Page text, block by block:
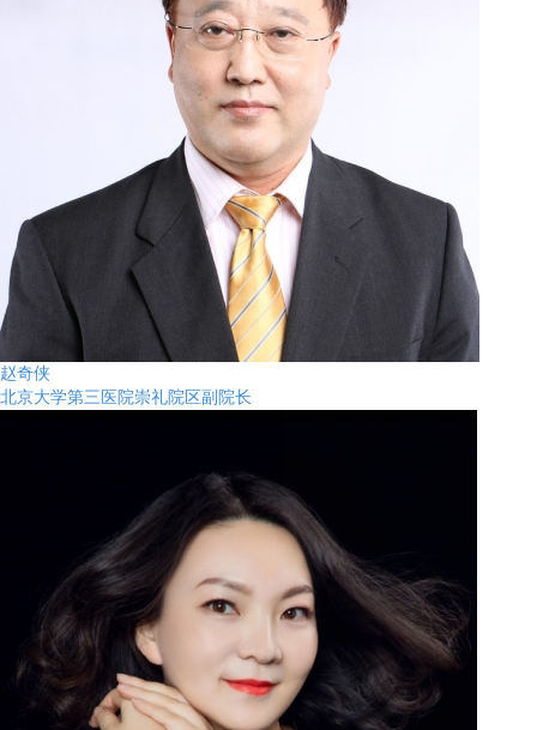
赵奇侠
北京大学第三医院崇礼院区副院长